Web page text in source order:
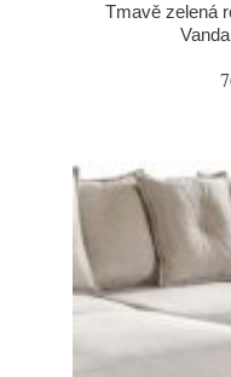
Tmavě zelená